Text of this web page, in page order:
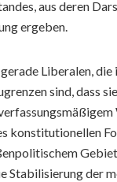
aus deren
ergeben.
Liberalen, die
sind, dass
konstitutionellen
Stabilisierung der